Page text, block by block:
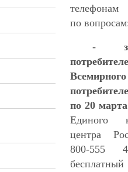
телефонам
по
-
по 20
Единого
центра
800-555